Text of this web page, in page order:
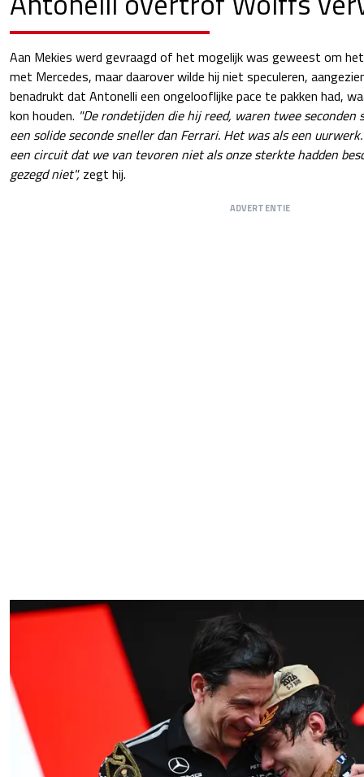
Aan Mekies werd gevraagd of het mogelijk was geweest om
met Mercedes, maar daarover wilde hij niet speculeren,
benadrukt dat Antonelli een ongelooflijke pace te pakken had,
kon houden. "De rondetijden die hij reed, waren twee seconden
een solide seconde sneller dan Ferrari. Het was als een
een circuit dat we van tevoren niet als onze sterkte hadden
gezegd niet", zegt hij.
ADVERTENTIE